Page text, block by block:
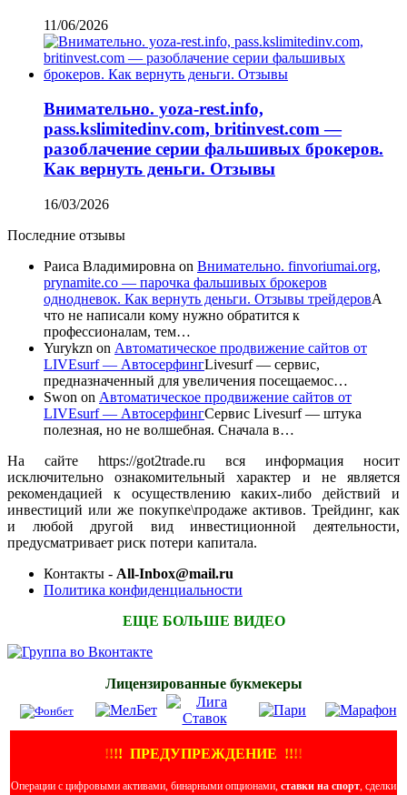
11/06/2026
Внимательно. yoza-rest.info,
pass.kslimitedinv.com, britinvest.com —
разоблачение серии фальшивых брокеров.
Как вернуть деньги. Отзывы
16/03/2026
Последние отзывы
Раиса Владимировна on Внимательно. finvoriumai.org,
prynamite.co — парочка фальшивых брокеров
однодневок. Как вернуть деньги. Отзывы трейдеровА
что не написали кому нужно обратится к
профессионалам, тем…
Yurykzn on Автоматическое продвижение сайтов от
LIVEsurf — АвтосерфингLivesurf — сервис,
предназначенный для увеличения посещаемос…
Swon on Автоматическое продвижение сайтов от
LIVEsurf — АвтосерфингСервис Livesurf — штука
полезная, но не волшебная. Сначала в…
На сайте https://got2trade.ru вся информация носит
исключительно ознакомительный характер и не является
рекомендацией к осуществлению каких-либо действий и
инвестиций или же покупке\продаже активов. Трейдинг, как
и любой другой вид инвестиционной деятельности,
предусматривает риск потери капитала.
Контакты - All-Inbox@mail.ru
Политика конфиденциальности
ЕЩЕ БОЛЬШЕ ВИДЕО
Лицензированные букмекеры
!!!! ПРЕДУПРЕЖДЕНИЕ !!!!
Операции с цифровыми активами, бинарными опционами, ставки на спорт, сделки